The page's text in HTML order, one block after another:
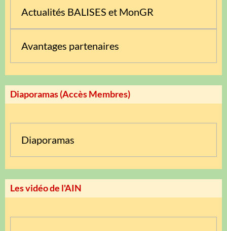
Actualités BALISES et MonGR
Avantages partenaires
Diaporamas (Accès Membres)
Diaporamas
Les vidéo de l'AIN